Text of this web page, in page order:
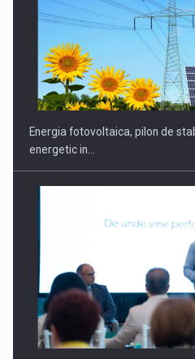
Energia fotovoltaica, pilon de
energetic in…